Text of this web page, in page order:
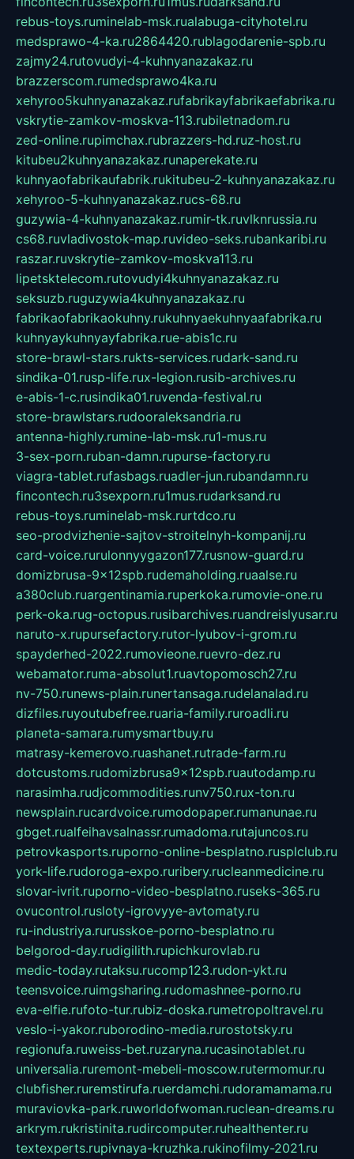
rebus-toys.ruminelab-msk.rualabuga-cityhotel.ru
medsprawo-4-ka.ru2864420.rublagodarenie-spb.ru
zajmy24.rutovudyi-4-kuhnyanazakaz.ru
brazzerscom.rumedsprawo4ka.ru
xehyroo5kuhnyanazakaz.rufabrikayfabrikaefabrika.ru
vskrytie-zamkov-moskva-113.rubiletnadom.ru
zed-online.rupimchax.rubrazzers-hd.ruz-host.ru
kitubeu2kuhnyanazakaz.runaperekate.ru
kuhnyaofabrikaufabrik.rukitubeu-2-kuhnyanazakaz.ru
xehyroo-5-kuhnyanazakaz.rucs-68.ru
guzywia-4-kuhnyanazakaz.rumir-tk.ruvlknrussia.ru
cs68.ruvladivostok-map.ruvideo-seks.rubankaribi.ru
raszar.ruvskrytie-zamkov-moskva113.ru
lipetsktelecom.rutovudyi4kuhnyanazakaz.ru
seksuzb.ruguzywia4kuhnyanazakaz.ru
fabrikaofabrikaokuhny.rukuhnyaekuhnyaafabrika.ru
kuhnyaykuhnyayfabrika.rue-abis1c.ru
store-brawl-stars.rukts-services.rudark-sand.ru
sindika-01.rusp-life.rux-legion.rusib-archives.ru
e-abis-1-c.rusindika01.ruvenda-festival.ru
store-brawlstars.rudooraleksandria.ru
antenna-highly.rumine-lab-msk.ru1-mus.ru
3-sex-porn.ruban-damn.rupurse-factory.ru
viagra-tablet.rufasbags.ruadler-jun.rubandamn.ru
fincontech.ru3sexporn.ru1mus.rudarksand.ru
rebus-toys.ruminelab-msk.rurtdco.ru
seo-prodvizhenie-sajtov-stroitelnyh-kompanij.ru
card-voice.rurulonnyygazon177.rusnow-guard.ru
domizbrusa-9x12spb.rudemaholding.ruaalse.ru
a380club.ruargentinamia.ruperkoka.rumovie-one.ru
perk-oka.rug-octopus.rusibarchives.ruandreislyusar.ru
naruto-x.rupursefactory.rutor-lyubov-i-grom.ru
spayderhed-2022.rumovieone.ruevro-dez.ru
webamator.ruma-absolut1.ruavtopomosch27.ru
nv-750.runews-plain.runertansaga.rudelanalad.ru
dizfiles.ruyoutubefree.ruaria-family.ruroadli.ru
planeta-samara.rumysmartbuy.ru
matrasy-kemerovo.ruashanet.rutrade-farm.ru
dotcustoms.rudomizbrusa9x12spb.ruautodamp.ru
narasimha.rudjcommodities.runv750.rux-ton.ru
newsplain.rucardvoice.rumodopaper.rumanunae.ru
gbget.rualfeihavsalnassr.rumadoma.rutajuncos.ru
petrovkasports.ruporno-online-besplatno.rusplclub.ru
york-life.rudoroga-expo.ruribery.rucleanmedicine.ru
slovar-ivrit.ruporno-video-besplatno.ruseks-365.ru
ovucontrol.rusloty-igrovyye-avtomaty.ru
ru-industriya.rurusskoe-porno-besplatno.ru
belgorod-day.rudigilith.rupichkurovlab.ru
medic-today.rutaksu.rucomp123.rudon-ykt.ru
teensvoice.ruimgsharing.rudomashnee-porno.ru
eva-elfie.rufoto-tur.rubiz-doska.rumetropoltravel.ru
veslo-i-yakor.ruborodino-media.rurostotsky.ru
regionufa.ruweiss-bet.ruzaryna.rucasinotablet.ru
universalia.ruremont-mebeli-moscow.rutermomur.ru
clubfisher.ruremstirufa.ruerdamchi.rudoramamama.ru
muraviovka-park.ruworldofwoman.ruclean-dreams.ru
arkrym.rukristinita.rudircomputer.ruhealthenter.ru
textexperts.rupivnaya-kruzhka.rukinofilmy-2021.ru